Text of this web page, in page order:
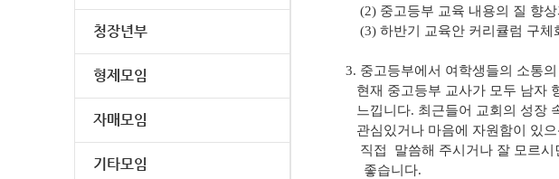
청장년부
형제모임
자매모임
기타모임
(2) 중고등부 교육 내용의 질 향
(3) 하반기 교육안 커리큘럼 구체
3. 중고등부에서 여학생들의 소통
현재 중고등부 교사가 모두 남자
느낍니다. 최근들어 교회의 성장
관심있거나 마음에 자원함이 있
직접
말씀해 주시거나 잘 모르
좋습니다.